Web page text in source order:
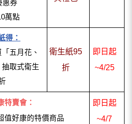
惠券
萬點
得：
五月花、
取式衛生
衛生紙95
折
即日起
~4/25
特賣會：
值好康的特價商品
即日起
~4/7